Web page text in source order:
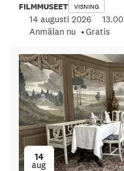
FILMMUSEET VISNING
14 augusti 2026 13.00
Anmälan nu
Gratis
14
aug